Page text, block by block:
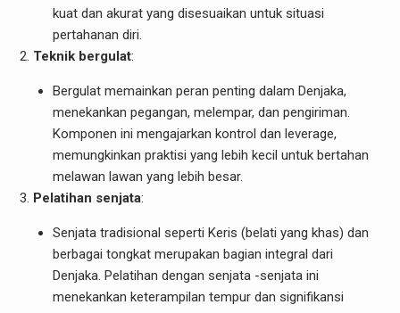
kuat dan akurat yang disesuaikan untuk situasi
pertahanan diri.
Teknik bergulat:
Bergulat memainkan peran penting dalam Denjaka,
menekankan pegangan, melempar, dan pengiriman.
Komponen ini mengajarkan kontrol dan leverage,
memungkinkan praktisi yang lebih kecil untuk bertahan
melawan lawan yang lebih besar.
Pelatihan senjata:
Senjata tradisional seperti Keris (belati yang khas) dan
berbagai tongkat merupakan bagian integral dari
Denjaka. Pelatihan dengan senjata -senjata ini
menekankan keterampilan tempur dan signifikansi